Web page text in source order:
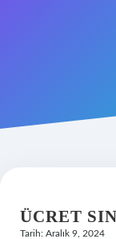
Hakkımızda
ÜCRET
Tarih: Aralık 9, 2024